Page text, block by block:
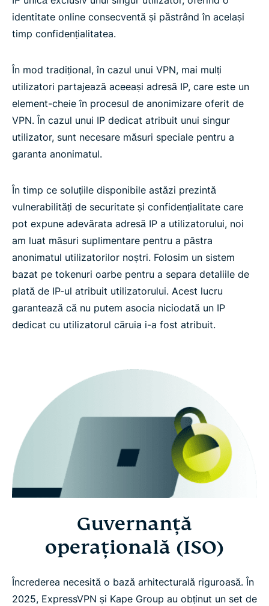
identitate online consecventă și păstrând în același
timp confidențialitatea.
În mod tradițional, în cazul unui VPN, mai mulți
utilizatori partajează aceeași adresă IP, care este un
element-cheie în procesul de anonimizare oferit de
VPN. În cazul unui IP dedicat atribuit unui singur
utilizator, sunt necesare măsuri speciale pentru a
garanta anonimatul.
În timp ce soluțiile disponibile astăzi prezintă
vulnerabilități de securitate și confidențialitate care
pot expune adevărata adresă IP a utilizatorului, noi
am luat măsuri suplimentare pentru a păstra
anonimatul utilizatorilor noștri. Folosim un sistem
bazat pe tokenuri oarbe pentru a separa detaliile de
plată de IP-ul atribuit utilizatorului. Acest lucru
garantează că nu putem asocia niciodată un IP
dedicat cu utilizatorul căruia i-a fost atribuit.
Guvernanță
operațională (ISO)
Încrederea necesită o bază arhitecturală riguroasă. În
2025, ExpressVPN și Kape Group au obținut un set de